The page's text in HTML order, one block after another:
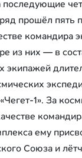
последующие
прошёл пять
командира
из них — в
экипажей
1». За
ему
Союза и